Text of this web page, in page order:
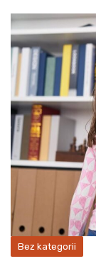
Bez kategorii